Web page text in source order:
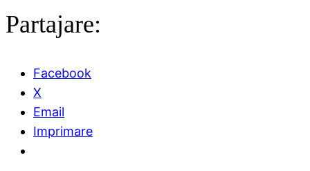
Partajare:
Facebook
X
Email
Imprimare